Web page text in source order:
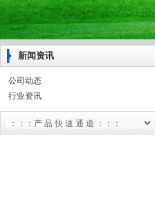
新闻资讯
公司动态
行业资讯